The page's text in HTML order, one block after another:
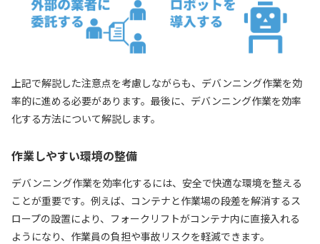
上記で解説した注意点を考慮しながらも、デバンニング作業を効
率的に進める必要があります。最後に、デバンニング作業を効率
化する方法について解説します。
作業しやすい環境の整備
デバンニング作業を効率化するには、安全で快適な環境を整える
ことが重要です。例えば、コンテナと作業場の段差を解消するス
ロープの設置により、フォークリフトがコンテナ内に直接入れる
ようになり、作業員の負担や事故リスクを軽減できます。